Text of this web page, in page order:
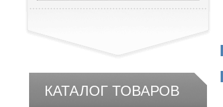
КАТАЛОГ ТОВАРОВ